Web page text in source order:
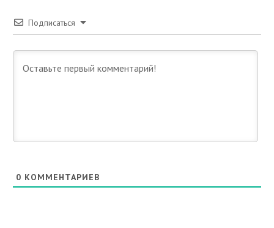
Подписаться
0 КОММЕНТАРИЕВ